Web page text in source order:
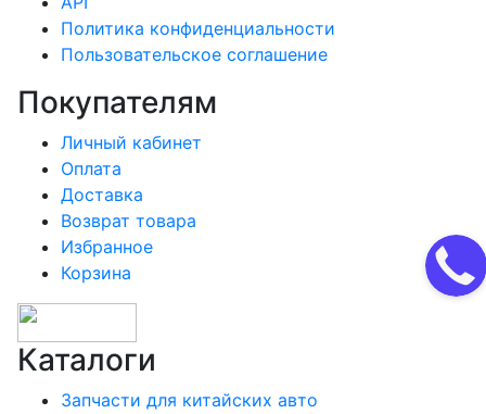
Политика конфиденциальности
Пользовательское соглашение
Покупателям
Личный кабинет
Оплата
Доставка
Возврат товара
Избранное
Корзина
Каталоги
Запчасти для китайских авто